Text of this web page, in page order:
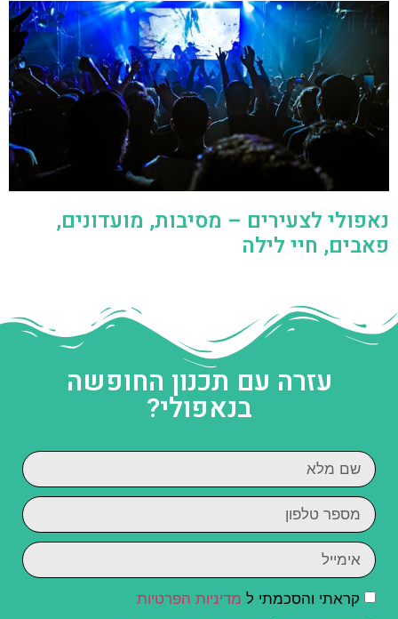
נאפולי לצעירים – מסיבות, מועדונים,
פאבים, חיי לילה
עזרה עם תכנון החופשה
בנאפולי?
קראתי והסכמתי ל מדיניות הפרטיות